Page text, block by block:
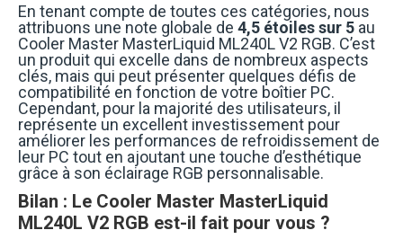
En tenant compte de toutes ces catégories, nous
attribuons une note globale de 4,5 étoiles sur 5 au
Cooler Master MasterLiquid ML240L V2 RGB. C’est
un produit qui excelle dans de nombreux aspects
clés, mais qui peut présenter quelques défis de
compatibilité en fonction de votre boîtier PC.
Cependant, pour la majorité des utilisateurs, il
représente un excellent investissement pour
améliorer les performances de refroidissement de
leur PC tout en ajoutant une touche d’esthétique
grâce à son éclairage RGB personnalisable.
Bilan : Le Cooler Master MasterLiquid
ML240L V2 RGB est-il fait pour vous ?